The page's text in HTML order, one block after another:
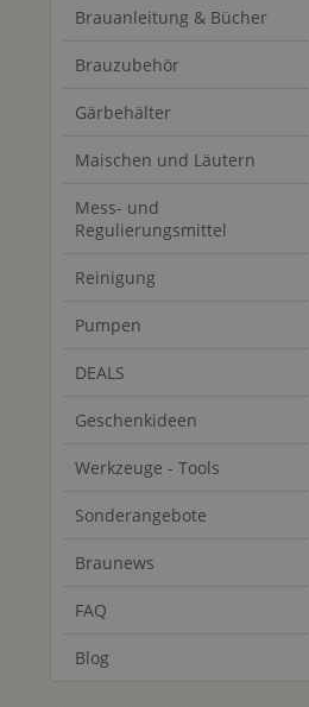
Brauanleitung & Bücher
Brauzubehör
Gärbehälter
Maischen und Läutern
Mess- und
Regulierungsmittel
Reinigung
Pumpen
DEALS
Geschenkideen
Werkzeuge - Tools
Sonderangebote
Braunews
FAQ
Blog